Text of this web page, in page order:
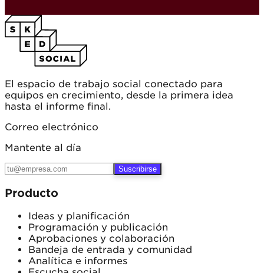
El espacio de trabajo social conectado para
equipos en crecimiento, desde la primera idea
hasta el informe final.
Correo electrónico
Mantente al día
Suscribirse
Producto
Ideas y planificación
Programación y publicación
Aprobaciones y colaboración
Bandeja de entrada y comunidad
Analítica e informes